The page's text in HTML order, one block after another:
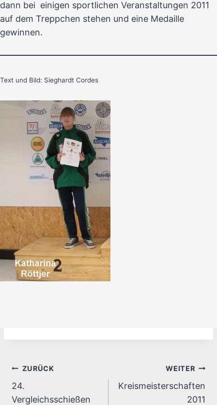
dann bei einigen sportlichen Veranstaltungen 2011
auf dem Treppchen stehen und eine Medaille
gewinnen.
Text und Bild: Sieghardt Cordes
Beitragsnavigation
ZURÜCK
24.
Vergleichsschießen
WEITER
Kreismeisterschaften
2011